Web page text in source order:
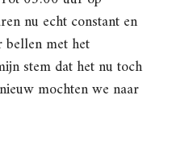
nu echt constant en
bellen met het
stem dat het nu toch
mochten we naar